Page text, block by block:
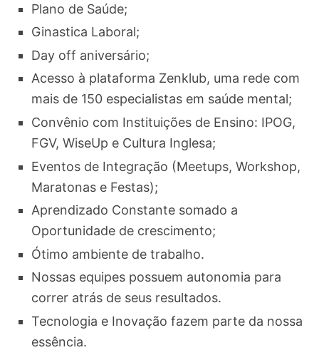
Plano de Saúde;
Ginastica Laboral;
Day off aniversário;
Acesso à plataforma Zenklub, uma rede com
mais de 150 especialistas em saúde mental;
Convênio com Instituições de Ensino: IPOG,
FGV, WiseUp e Cultura Inglesa;
Eventos de Integração (Meetups, Workshop,
Maratonas e Festas);
Aprendizado Constante somado a
Oportunidade de crescimento;
Ótimo ambiente de trabalho.
Nossas equipes possuem autonomia para
correr atrás de seus resultados.
Tecnologia e Inovação fazem parte da nossa
essência.